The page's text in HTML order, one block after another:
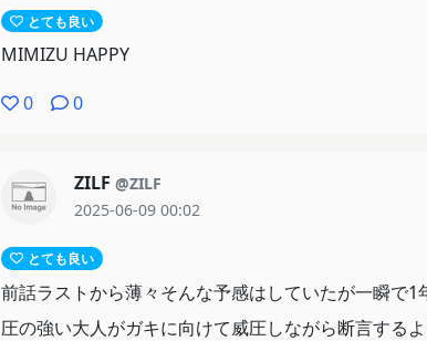
とても良い
MIMIZU HAPPY
0
0
ZILF @ZILF
2025-06-09 00:02
とても良い
前話ラストから薄々そんな予感はしていたが一瞬で1
圧の強い大人がガキに向けて威圧しながら断言する